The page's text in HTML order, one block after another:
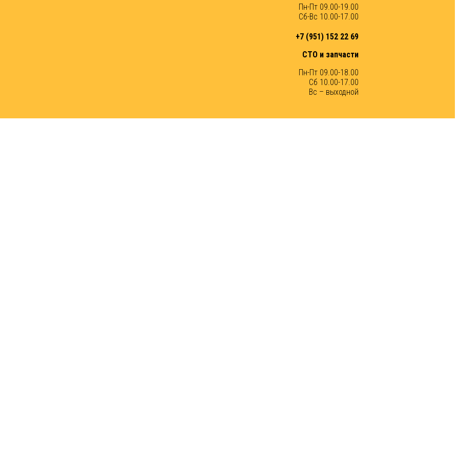
Пн-Пт 09.00-19.00
Сб-Вс 10.00-17.00
+7 (951) 152 22 69
СТО и запчасти
Пн-Пт 09.00-18.00
Сб 10.00-17.00
Вс – выходной